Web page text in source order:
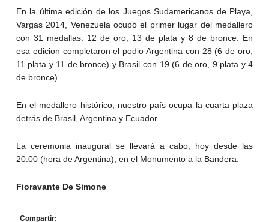
En la última edición de los Juegos Sudamericanos de Playa,
Vargas 2014, Venezuela ocupó el primer lugar del medallero
con 31 medallas: 12 de oro, 13 de plata y 8 de bronce. En
esa edicion completaron el podio Argentina con 28 (6 de oro,
11 plata y 11 de bronce) y Brasil con 19 (6 de oro, 9 plata y 4
de bronce).
En el medallero histórico, nuestro país ocupa la cuarta plaza
detrás de Brasil, Argentina y Ecuador.
La ceremonia inaugural se llevará a cabo, hoy desde las
20:00 (hora de Argentina), en el Monumento a la Bandera.
Fioravante De Simone
Compartir: